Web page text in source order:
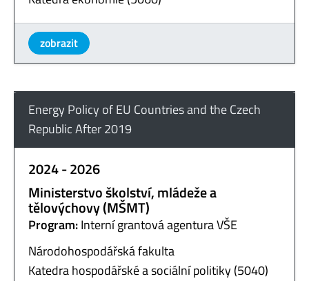
zobrazit
Energy Policy of EU Countries and the Czech
Republic After 2019
2024 - 2026
Ministerstvo školství, mládeže a
tělovýchovy (MŠMT)
Program:Interní grantová agentura VŠE
Národohospodářská fakulta
Katedra hospodářské a sociální politiky (5040)